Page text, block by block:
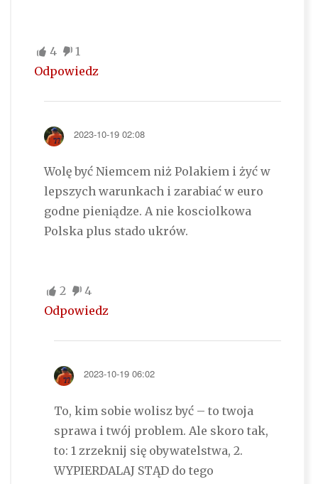
4
1
Odpowiedz
2023-10-19 02:08
Wolę być Niemcem niż Polakiem i żyć w
lepszych warunkach i zarabiać w euro
godne pieniądze. A nie kosciolkowa
Polska plus stado ukrów.
2
4
Odpowiedz
2023-10-19 06:02
To, kim sobie wolisz być – to twoja
sprawa i twój problem. Ale skoro tak,
to: 1 zrzeknij się obywatelstwa, 2.
WYPIERDALAJ STĄD do tego